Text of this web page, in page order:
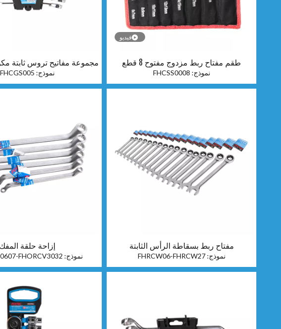
فيديو
طقم مفتاح ربط مزدوج مفتوح 8 قطع
نموذج: FHCSS0008
مجموعة مفاتيح تروس ثابتة مكونة
نموذج: FHCGS005
مفتاح ربط بسقاطة الرأس الثابتة
نموذج: FHRCW06-FHRCW27
إزاحة حلقة المفك
نموذج: FHORCV3032